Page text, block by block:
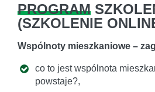
PROGRAM
(SZKOLENIE
Wspólnoty mieszkaniowe –
co to jest wspólnota
powstaje?,